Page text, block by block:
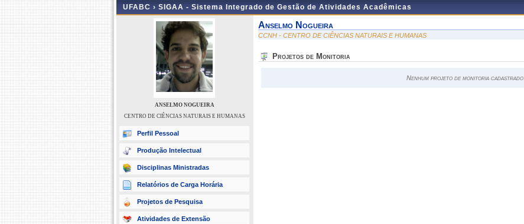
UFABC › SIGAA - Sistema Integrado de Gestão de Atividades Acadêmicas
ANSELMO NOGUEIRA
CENTRO DE CIÊNCIAS NATURAIS E HUMANAS
Perfil Pessoal
Produção Intelectual
Disciplinas Ministradas
Relatórios de Carga Horária
Projetos de Pesquisa
Atividades de Extensão
Anselmo Nogueira
CCNH - CENTRO DE CIÊNCIAS NATURAIS E HUMANAS
Projetos de Monitoria
Nenhum projeto de monitoria cadastrado